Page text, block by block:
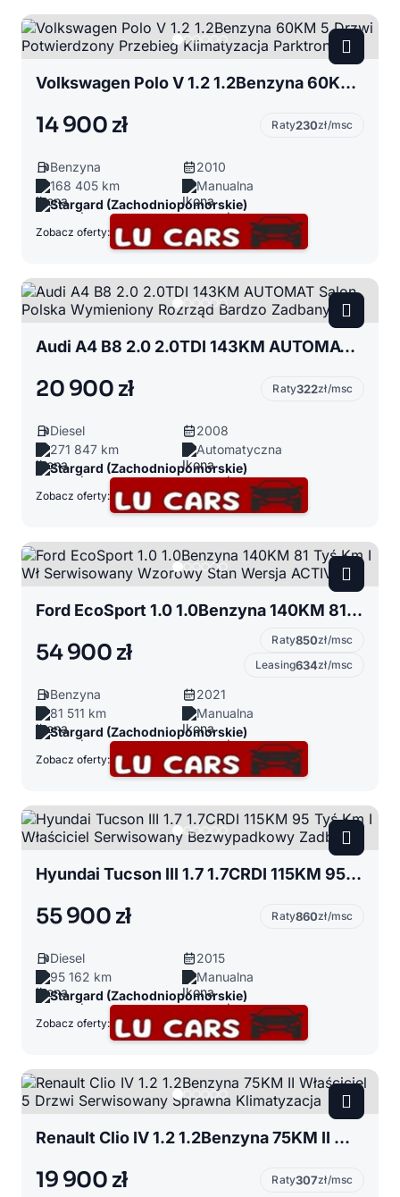
Volkswagen Polo V 1.2 1.2Benzyna 60KM 5 Drzwi Potwierdzony Przebieg Klimatyzacja Parktronik
14 900 zł Raty230zł/msc
Benzyna
2010
168 405 km
Manualna
Stargard (Zachodniopomorskie)
Zobacz oferty:
Audi A4 B8 2.0 2.0TDI 143KM AUTOMAT Salon Polska Wymieniony Rozrząd Bardzo Zadbany
20 900 zł Raty322zł/msc
Diesel
2008
271 847 km
Automatyczna
Stargard (Zachodniopomorskie)
Zobacz oferty:
Ford EcoSport 1.0 1.0Benzyna 140KM 81 Tyś Km I Wł Serwisowany Wzorowy Stan Wersja ACTIVE
54 900 zł Raty850zł/msc
Leasing634zł/msc
Benzyna
2021
81 511 km
Manualna
Stargard (Zachodniopomorskie)
Zobacz oferty:
Hyundai Tucson III 1.7 1.7CRDI 115KM 95 Tyś Km I Właściciel Serwisowany Bezwypadkowy Zadbany
55 900 zł Raty860zł/msc
Diesel
2015
95 162 km
Manualna
Stargard (Zachodniopomorskie)
Zobacz oferty:
Renault Clio IV 1.2 1.2Benzyna 75KM II Właściciel 5 Drzwi Serwisowany Sprawna Klimatyzacja
19 900 zł Raty307zł/msc